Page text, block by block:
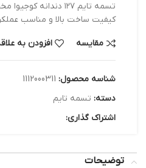
کیفیت ساخت بالا و مناسب
مقایسه افزودن به
شناسه محصول: 1112000311
دسته: تسمه تایم
اشتراک گذاری:
توضیحات